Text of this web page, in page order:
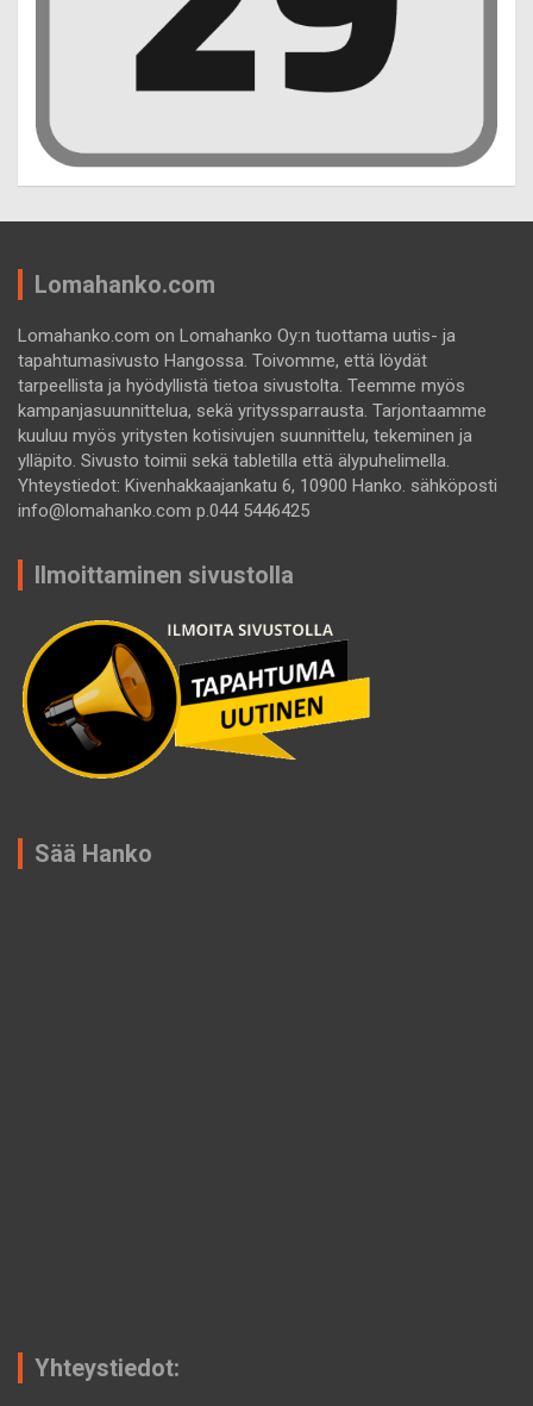
Lomahanko.com
Lomahanko.com on Lomahanko Oy:n tuottama uutis- ja
tapahtumasivusto Hangossa. Toivomme, että löydät
tarpeellista ja hyödyllistä tietoa sivustolta. Teemme myös
kampanjasuunnittelua, sekä yrityssparrausta. Tarjontaamme
kuuluu myös yritysten kotisivujen suunnittelu, tekeminen ja
ylläpito. Sivusto toimii sekä tabletilla että älypuhelimella.
Yhteystiedot: Kivenhakkaajankatu 6, 10900 Hanko. sähköposti
info@lomahanko.com p.044 5446425
Ilmoittaminen sivustolla
Sää Hanko
Yhteystiedot: